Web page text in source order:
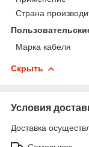
Страна
Марка кабеля
Скрыть
Условия
Доставка